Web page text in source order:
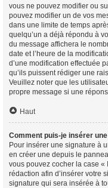
vous ne pouvez modifier ou
pouvez modifier un de vos
dans une limite de temps
quelqu’un a déjà répondu à
du message affichera le
date et l’heure de la
d’une modification effectuée
qu’ils puissent rédiger une
Veuillez noter que les
propre message si une
Haut
Comment puis-je insérer
Pour insérer une signature à
en créer une depuis le
vous pouvez cocher la case
rédaction afin d’insérer votre
signature qui sera insérée à